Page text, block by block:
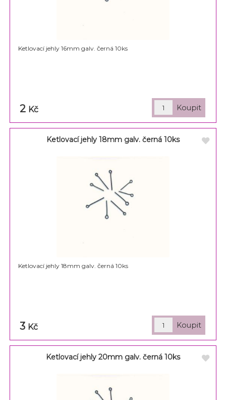
Ketlovací jehly 16mm galv. černá 10ks
2 Kč
Ketlovací jehly 18mm galv. černá 10ks
Ketlovací jehly 18mm galv. černá 10ks
3 Kč
Ketlovací jehly 20mm galv. černá 10ks